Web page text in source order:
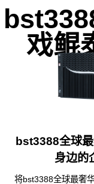
戏鲲
bst3388全球
身边的
将bst3388全球最奢